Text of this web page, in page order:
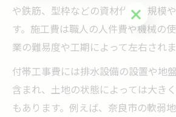
や鉄筋、型枠などの資材代で、規模
す。施工費は職人の人件費や機械の
業の難易度や工期によって左右されま
付帯工事費には排水設備の設置や地
含まれ、土地の状態によっては大き
もあります。例えば、奈良市の軟弱
お気軽にご相談くだ